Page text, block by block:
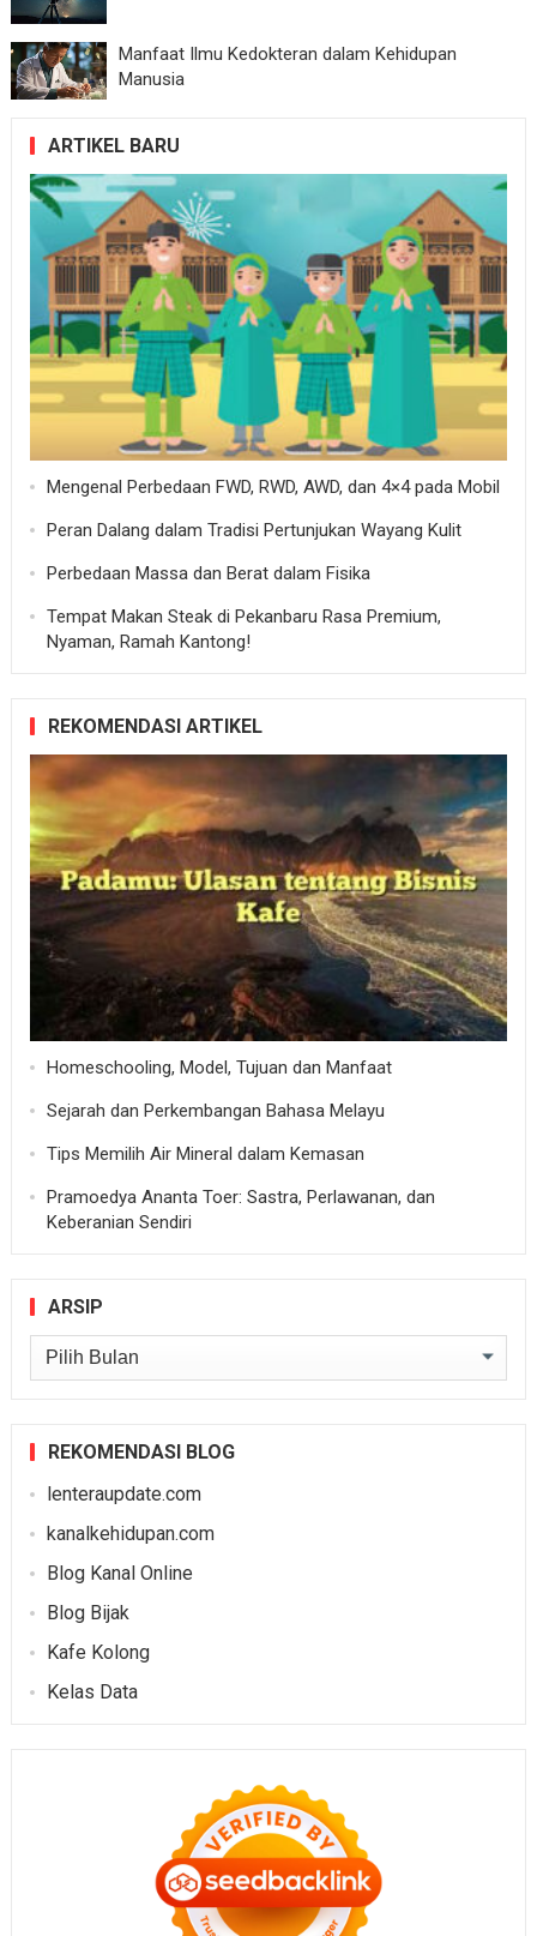
Manfaat Ilmu Kedokteran dalam Kehidupan
Manusia
ARTIKEL BARU
Mengenal Perbedaan FWD, RWD, AWD, dan 4×4 pada Mobil
Peran Dalang dalam Tradisi Pertunjukan Wayang Kulit
Perbedaan Massa dan Berat dalam Fisika
Tempat Makan Steak di Pekanbaru Rasa Premium,
Nyaman, Ramah Kantong!
REKOMENDASI ARTIKEL
Homeschooling, Model, Tujuan dan Manfaat
Sejarah dan Perkembangan Bahasa Melayu
Tips Memilih Air Mineral dalam Kemasan
Pramoedya Ananta Toer: Sastra, Perlawanan, dan
Keberanian Sendiri
ARSIP
Arsip
REKOMENDASI BLOG
lenteraupdate.com
kanalkehidupan.com
Blog Kanal Online
Blog Bijak
Kafe Kolong
Kelas Data